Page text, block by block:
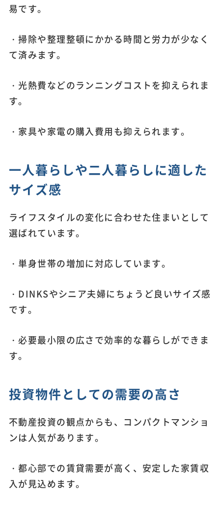
易です。
・掃除や整理整頓にかかる時間と労力が少なく
て済みます。
・光熱費などのランニングコストを抑えられま
す。
・家具や家電の購入費用も抑えられます。
一人暮らしや二人暮らしに適した
サイズ感
ライフスタイルの変化に合わせた住まいとして
選ばれています。
・単身世帯の増加に対応しています。
・DINKSやシニア夫婦にちょうど良いサイズ感
です。
・必要最小限の広さで効率的な暮らしができま
す。
投資物件としての需要の高さ
不動産投資の観点からも、コンパクトマンショ
ンは人気があります。
・都心部での賃貸需要が高く、安定した家賃収
入が見込めます。